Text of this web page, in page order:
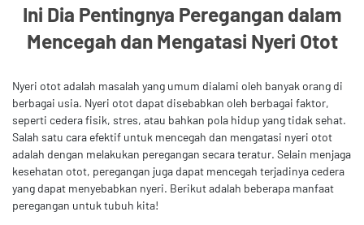
Ini Dia Pentingnya Peregangan dalam
Mencegah dan Mengatasi Nyeri Otot
Nyeri otot adalah masalah yang umum dialami oleh banyak orang di
berbagai usia. Nyeri otot dapat disebabkan oleh berbagai faktor,
seperti cedera fisik, stres, atau bahkan pola hidup yang tidak sehat.
Salah satu cara efektif untuk mencegah dan mengatasi nyeri otot
adalah dengan melakukan peregangan secara teratur. Selain menjaga
kesehatan otot, peregangan juga dapat mencegah terjadinya cedera
yang dapat menyebabkan nyeri. Berikut adalah beberapa manfaat
peregangan untuk tubuh kita!